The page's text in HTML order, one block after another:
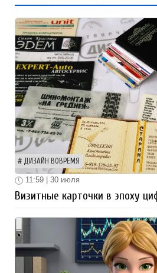
ДИЗАЙН ВОВРЕМЯ
11:59 | 30 июля
Визитные карточки в эпоху